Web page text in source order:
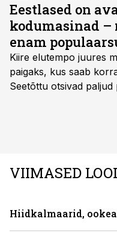
Eestlased on
kodumasinad –
enam
Kiire elutempo juures
paigaks, kus saab
Seetõttu otsivad paljud
VIIMASED
Hiidkalmaarid,